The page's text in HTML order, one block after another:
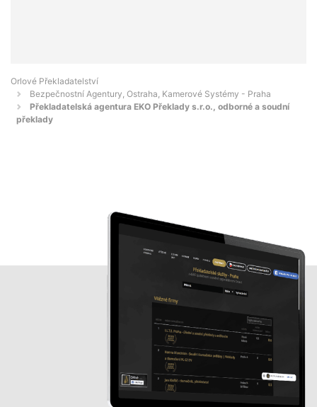
Orlové Překladatelství
Bezpečnostní Agentury, Ostraha, Kamerové Systémy - Praha
Překladatelská agentura EKO Překlady s.r.o., odborné a soudní
překlady